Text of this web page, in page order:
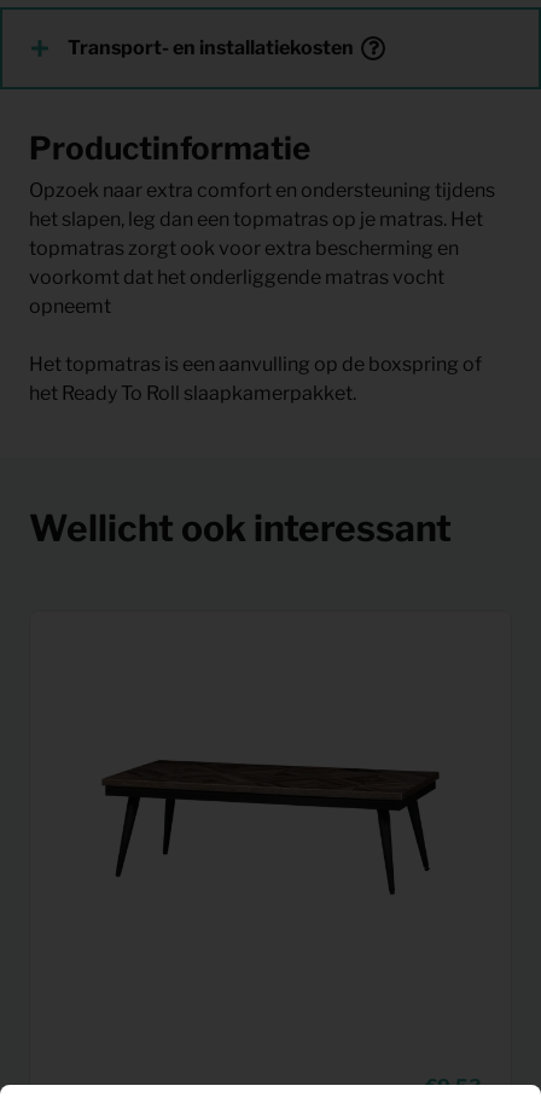
Transport- en installatiekosten
Productinformatie
Opzoek naar extra comfort en ondersteuning tijdens
het slapen, leg dan een topmatras op je matras. Het
topmatras zorgt ook voor extra bescherming en
voorkomt dat het onderliggende matras vocht
opneemt
Het topmatras is een aanvulling op de boxspring of
het Ready To Roll slaapkamerpakket.
Wellicht ook interessant
9,53